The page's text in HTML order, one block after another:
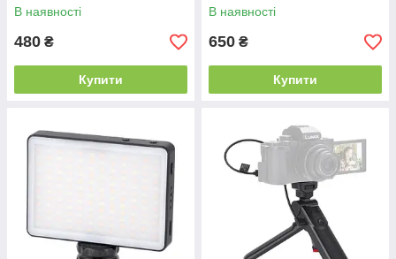
В наявності
480 ₴
Купити
В наявності
650 ₴
Купити